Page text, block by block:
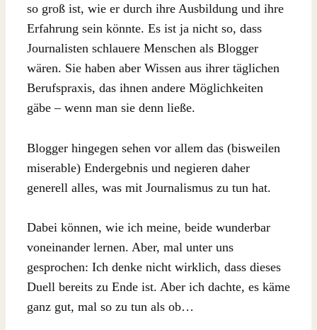
so groß ist, wie er durch ihre Ausbildung und ihre
Erfahrung sein könnte. Es ist ja nicht so, dass
Journalisten schlauere Menschen als Blogger
wären. Sie haben aber Wissen aus ihrer täglichen
Berufspraxis, das ihnen andere Möglichkeiten
gäbe – wenn man sie denn ließe.
Blogger hingegen sehen vor allem das (bisweilen
miserable) Endergebnis und negieren daher
generell alles, was mit Journalismus zu tun hat.
Dabei können, wie ich meine, beide wunderbar
voneinander lernen. Aber, mal unter uns
gesprochen: Ich denke nicht wirklich, dass dieses
Duell bereits zu Ende ist. Aber ich dachte, es käme
ganz gut, mal so zu tun als ob…